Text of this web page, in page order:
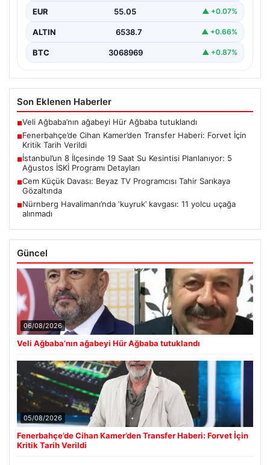
gerçekleşen Sturm Graz…
EUR 55.05 ▲ +0.07%
ALTIN 6538.7 ▲ +0.66%
BTC 3068969 ▲ +0.87%
Son Eklenen Haberler
■Veli Ağbaba’nın ağabeyi Hür Ağbaba tutuklandı
■Fenerbahçe’de Cihan Kamer’den Transfer Haberi: Forvet İçin
Kritik Tarih Verildi
■İstanbul’un 8 İlçesinde 19 Saat Su Kesintisi Planlanıyor: 5
Ağustos İSKİ Programı Detayları
■Cem Küçük Davası: Beyaz TV Programcısı Tahir Sarıkaya
Gözaltında
■Nürnberg Havalimanı’nda ‘kuyruk’ kavgası: 11 yolcu uçağa
alınmadı
Güncel
06/08/2026
Veli Ağbaba’nın ağabeyi Hür Ağbaba tutuklandı
05/08/2026
Fenerbahçe’de Cihan Kamer’den Transfer Haberi: Forvet İçin
Kritik Tarih Verildi